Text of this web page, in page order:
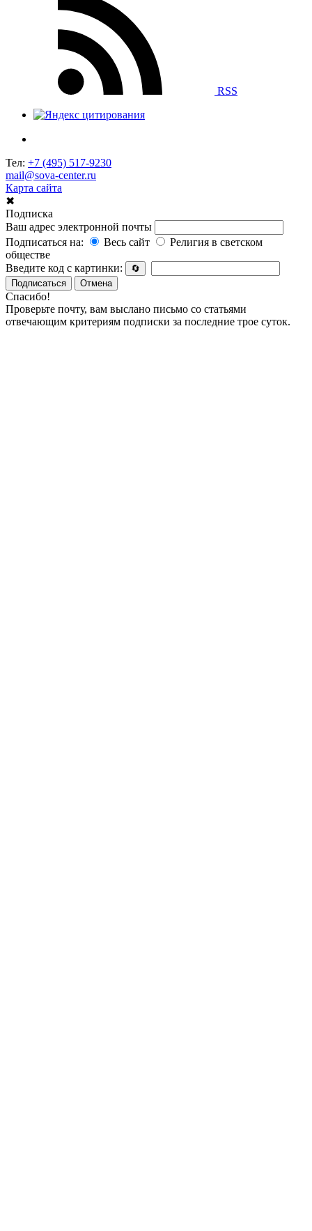
RSS
Тел: +7 (495) 517-9230
mail@sova-center.ru
Карта сайта
✖
Подписка
Ваш адрес электронной почты
Подписаться на:
Весь сайт
Религия в светском
обществе
Введите код с картинки:
🔄
Подписаться
Отмена
Спасибо!
Проверьте почту, вам выслано письмо со статьями
отвечающим критериям подписки за последние трое суток.